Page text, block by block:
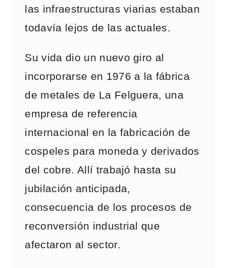
las infraestructuras viarias estaban
todavía lejos de las actuales.
Su vida dio un nuevo giro al
incorporarse en 1976 a la fábrica
de metales de La Felguera, una
empresa de referencia
internacional en la fabricación de
cospeles para moneda y derivados
del cobre. Allí trabajó hasta su
jubilación anticipada,
consecuencia de los procesos de
reconversión industrial que
afectaron al sector.